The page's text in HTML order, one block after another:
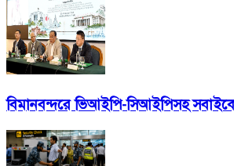
বিমানবন্দরে ভিআইপি-সিআইপিসহ সবাইকে